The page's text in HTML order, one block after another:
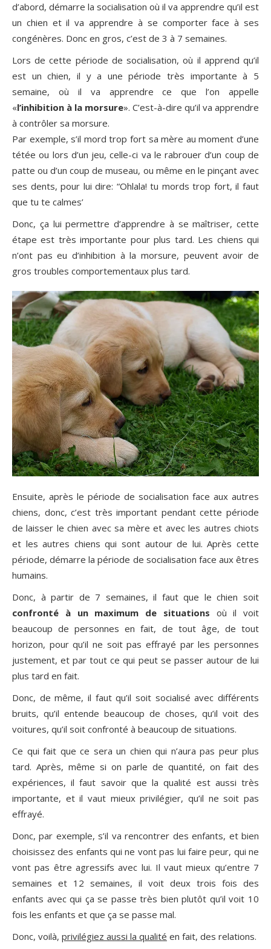
d’abord, démarre la socialisation où il va apprendre qu’il est
un chien et il va apprendre à se comporter face à ses
congénères. Donc en gros, c’est de 3 à 7 semaines.
Lors de cette période de socialisation, où il apprend qu’il
est un chien, il y a une période très importante à 5
semaine, où il va apprendre ce que l’on appelle
«l’inhibition à la morsure». C’est-à-dire qu’il va apprendre
à contrôler sa morsure.
Par exemple, s’il mord trop fort sa mère au moment d’une
tétée ou lors d’un jeu, celle-ci va le rabrouer d’un coup de
patte ou d’un coup de museau, ou même en le pinçant avec
ses dents, pour lui dire: “Ohlala! tu mords trop fort, il faut
que tu te calmes’
Donc, ça lui permettre d’apprendre à se maîtriser, cette
étape est très importante pour plus tard. Les chiens qui
n’ont pas eu d’inhibition à la morsure, peuvent avoir de
gros troubles comportementaux plus tard.
Ensuite, après le période de socialisation face aux autres
chiens, donc, c’est très important pendant cette période
de laisser le chien avec sa mère et avec les autres chiots
et les autres chiens qui sont autour de lui. Après cette
période, démarre la période de socialisation face aux êtres
humains.
Donc, à partir de 7 semaines, il faut que le chien soit
confronté à un maximum de situations où il voit
beaucoup de personnes en fait, de tout âge, de tout
horizon, pour qu’il ne soit pas effrayé par les personnes
justement, et par tout ce qui peut se passer autour de lui
plus tard en fait.
Donc, de même, il faut qu’il soit socialisé avec différents
bruits, qu’il entende beaucoup de choses, qu’il voit des
voitures, qu’il soit confronté à beaucoup de situations.
Ce qui fait que ce sera un chien qui n’aura pas peur plus
tard. Après, même si on parle de quantité, on fait des
expériences, il faut savoir que la qualité est aussi très
importante, et il vaut mieux privilégier, qu’il ne soit pas
effrayé.
Donc, par exemple, s’il va rencontrer des enfants, et bien
choisissez des enfants qui ne vont pas lui faire peur, qui ne
vont pas être agressifs avec lui. Il vaut mieux qu’entre 7
semaines et 12 semaines, il voit deux trois fois des
enfants avec qui ça se passe très bien plutôt qu’il voit 10
fois les enfants et que ça se passe mal.
Donc, voilà, privilégiez aussi la qualité en fait, des relations.